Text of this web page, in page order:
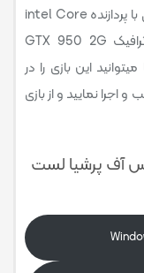
Persia: The Lost Crown شامل سیستمی با پردازنده intel Core
i5-4460 و 8 گیگ رم به همراه کارت گرافیک GTX 950 2G
این بازی را در
نمایید و از بازی
آف پرشیا لست